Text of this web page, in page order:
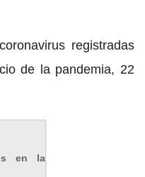
registradas
de la pandemia, 22
en la